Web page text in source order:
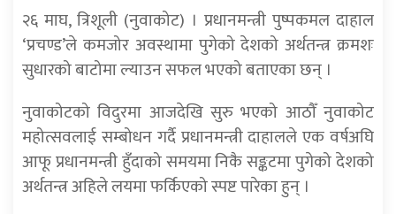
२६ माघ, त्रिशूली (नुवाकोट) । प्रधानमन्त्री पुष्पकमल दाहाल
‘प्रचण्ड’ले कमजोर अवस्थामा पुगेको देशको अर्थतन्त्र क्रमशः
सुधारको बाटोमा ल्याउन सफल भएको बताएका छन् ।
नुवाकोटको विदुरमा आजदेखि सुरु भएको आठौँ नुवाकोट
महोत्सवलाई सम्बोधन गर्दै प्रधानमन्त्री दाहालले एक वर्षअघि
आफू प्रधानमन्त्री हुँदाको समयमा निकै सङ्कटमा पुगेको देशको
अर्थतन्त्र अहिले लयमा फर्किएको स्पष्ट पारेका हुन् ।